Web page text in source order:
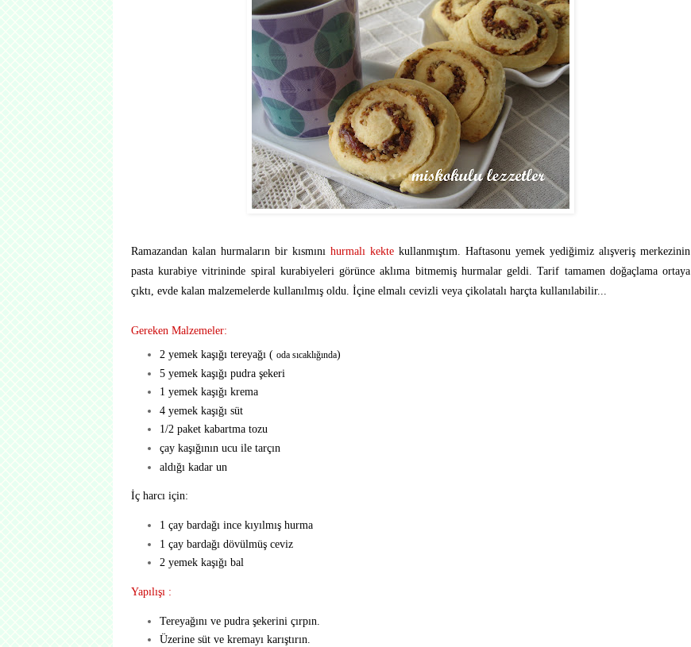
Ramazandan kalan hurmaların bir kısmını hurmalı kekte kullanmıştım. Haftasonu yemek yediğimiz alışveriş merkezinin
pasta kurabiye vitrininde spiral kurabiyeleri görünce aklıma bitmemiş hurmalar geldi. Tarif tamamen doğaçlama ortaya
çıktı, evde kalan malzemelerde kullanılmış oldu. İçine elmalı cevizli veya çikolatalı harçta kullanılabilir...
Gereken Malzemeler:
2 yemek kaşığı tereyağı ( oda sıcaklığında)
5 yemek kaşığı pudra şekeri
1 yemek kaşığı krema
4 yemek kaşığı süt
1/2 paket kabartma tozu
çay kaşığının ucu ile tarçın
aldığı kadar un
İç harcı için:
1 çay bardağı ince kıyılmış hurma
1 çay bardağı dövülmüş ceviz
2 yemek kaşığı bal
Yapılışı :
Tereyağını ve pudra şekerini çırpın.
Üzerine süt ve kremayı karıştırın.